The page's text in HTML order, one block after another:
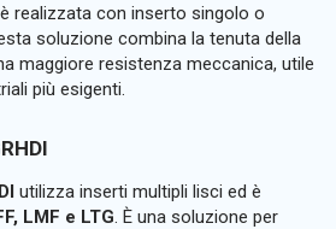
è realizzata con inserto singolo o
soluzione combina la tenuta della
maggiore resistenza meccanica, utile
più esigenti.
utilizza inserti multipli lisci ed è
LMF e LTG. È una soluzione per